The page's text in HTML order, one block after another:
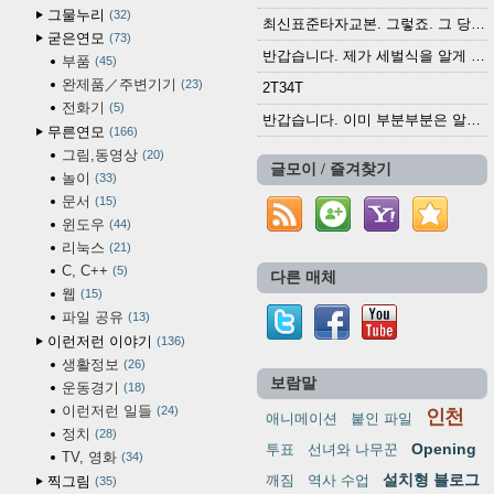
그물누리 32
굳은연모 73
부품 45
완제품／주변기기 23
전화기 5
무른연모 166
그림,동영상 20
놀이 33
문서 15
윈도우 44
리눅스 21
C, C++ 5
웹 15
파일 공유 13
이런저런 이야기 136
생활정보 26
운동경기 18
이런저런 일들 24
정치 28
TV, 영화 34
찍그림 35
최신표준타자교본. 그렇죠. 그 당시에 최신 표준...
2T34T
반갑습니다. 이미 부분부분은 알려진 정보들이...
글모이 / 즐겨찾기
다른 매체
보람말
애니메이션 붙인 파일 인천
투표 선녀와 나무꾼 Opening
깨짐 역사 수업 설치형 블로그